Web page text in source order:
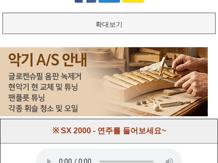
확대보기
※ SX 2000 - 연주를 들어보세요~